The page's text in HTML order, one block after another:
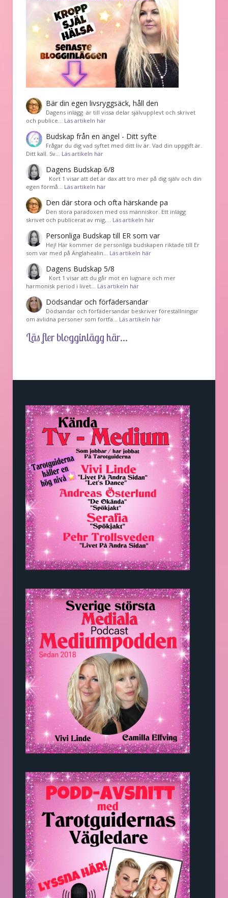
Bär din egen livsryggsäck, håll den
Dagens inlägg är till vissa delar självupplevt och skrivet
och publice… Läs artikeln här
Budskap från en ängel - Ditt syfte
Frågar du dig vad syftet med ditt liv är. Vad din uppgift är.
Ditt kall. Sv… Läs artikeln här
Dagens Budskap 6/8
Kort 1 visar att det är dax att tro mer på dig själv och din
egen förmå… Läs artikeln här
Den där stora och ofta härskande pa
Den stora paradoxen med oss människor. Ett inlägg
skrivet och publicerat av mig,… Läs artikeln här
Personliga Budskap till ER som var
Hej! Här kommer de personliga budskapen riktade till Er
som var med på Änglahealin… Läs artikeln här
Dagens Budskap 5/8
Kort 1 visar att du går mot en lugnare och mer
harmonisk period i livet… Läs artikeln här
Dödsandar och förfädersandar
Dödsandar och förfädersandar beskriver föreställningar
om avlidna personer som fortfa… Läs artikeln här
Läs fler blogginlägg här...